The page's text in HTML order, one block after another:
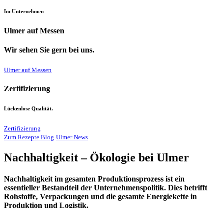
Im Unternehmen
Ulmer auf Messen
Wir sehen Sie gern bei uns.
Ulmer auf Messen
Zertifizierung
Lückenlose Qualität.
Zertifizierung
Zum Rezepte Blog Ulmer News
Nachhaltigkeit – Ökologie bei Ulmer
Nachhaltigkeit im gesamten Produktionsprozess ist ein
essentieller Bestandteil der Unternehmenspolitik. Dies betrifft
Rohstoffe, Verpackungen und die gesamte Energiekette in
Produktion und Logistik.